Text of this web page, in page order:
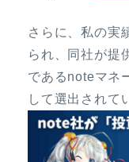
さらに、私の実
られ、同社が提
であるnoteマネ
して選出されて